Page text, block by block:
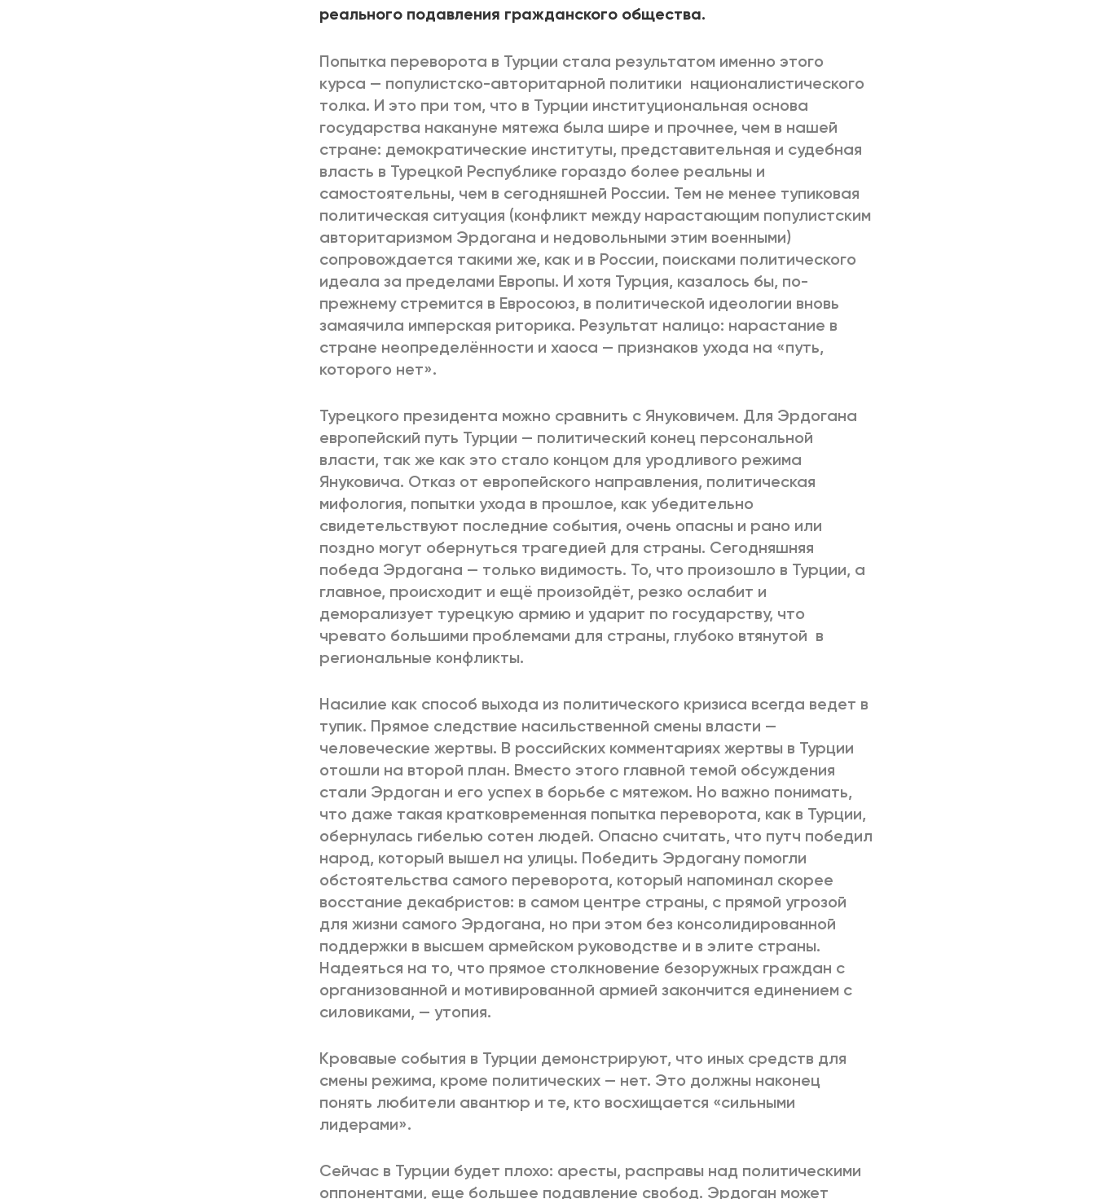
реального подавления гражданского общества.
Попытка переворота в Турции стала результатом именно этого
курса — популистско-авторитарной политики националистического
толка. И это при том, что в Турции институциональная основа
государства накануне мятежа была шире и прочнее, чем в нашей
стране: демократические институты, представительная и судебная
власть в Турецкой Республике гораздо более реальны и
самостоятельны, чем в сегодняшней России. Тем не менее тупиковая
политическая ситуация (конфликт между нарастающим популистским
авторитаризмом Эрдогана и недовольными этим военными)
сопровождается такими же, как и в России, поисками политического
идеала за пределами Европы. И хотя Турция, казалось бы, по-
прежнему стремится в Евросоюз, в политической идеологии вновь
замаячила имперская риторика. Результат налицо: нарастание в
стране неопределённости и хаоса — признаков ухода на «путь,
которого нет».
Турецкого президента можно сравнить с Януковичем. Для Эрдогана
европейский путь Турции — политический конец персональной
власти, так же как это стало концом для уродливого режима
Януковича. Отказ от европейского направления, политическая
мифология, попытки ухода в прошлое, как убедительно
свидетельствуют последние события, очень опасны и рано или
поздно могут обернуться трагедией для страны. Сегодняшняя
победа Эрдогана — только видимость. То, что произошло в Турции, а
главное, происходит и ещё произойдёт, резко ослабит и
деморализует турецкую армию и ударит по государству, что
чревато большими проблемами для страны, глубоко втянутой в
региональные конфликты.
Насилие как способ выхода из политического кризиса всегда ведет в
тупик. Прямое следствие насильственной смены власти —
человеческие жертвы. В российских комментариях жертвы в Турции
отошли на второй план. Вместо этого главной темой обсуждения
стали Эрдоган и его успех в борьбе с мятежом. Но важно понимать,
что даже такая кратковременная попытка переворота, как в Турции,
обернулась гибелью сотен людей. Опасно считать, что путч победил
народ, который вышел на улицы. Победить Эрдогану помогли
обстоятельства самого переворота, который напоминал скорее
восстание декабристов: в самом центре страны, с прямой угрозой
для жизни самого Эрдогана, но при этом без консолидированной
поддержки в высшем армейском руководстве и в элите страны.
Надеяться на то, что прямое столкновение безоружных граждан с
организованной и мотивированной армией закончится единением с
силовиками, — утопия.
Кровавые события в Турции демонстрируют, что иных средств для
смены режима, кроме политических — нет. Это должны наконец
понять любители авантюр и те, кто восхищается «сильными
лидерами».
Сейчас в Турции будет плохо: аресты, расправы над политическими
оппонентами, еще большее подавление свобод. Эрдоган может